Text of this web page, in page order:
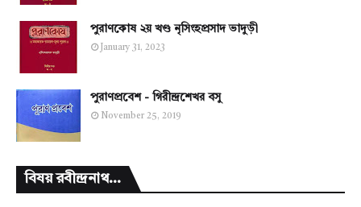
পুরাণকোষ ২য় খণ্ড নৃসিংহপ্রসাদ ভাদুড়ী
January 31, 2023
পুরাণপ্রবেশ - গিরীন্দ্রশেখর বসু
November 25, 2019
বিষয় রবীন্দ্রনাথ...